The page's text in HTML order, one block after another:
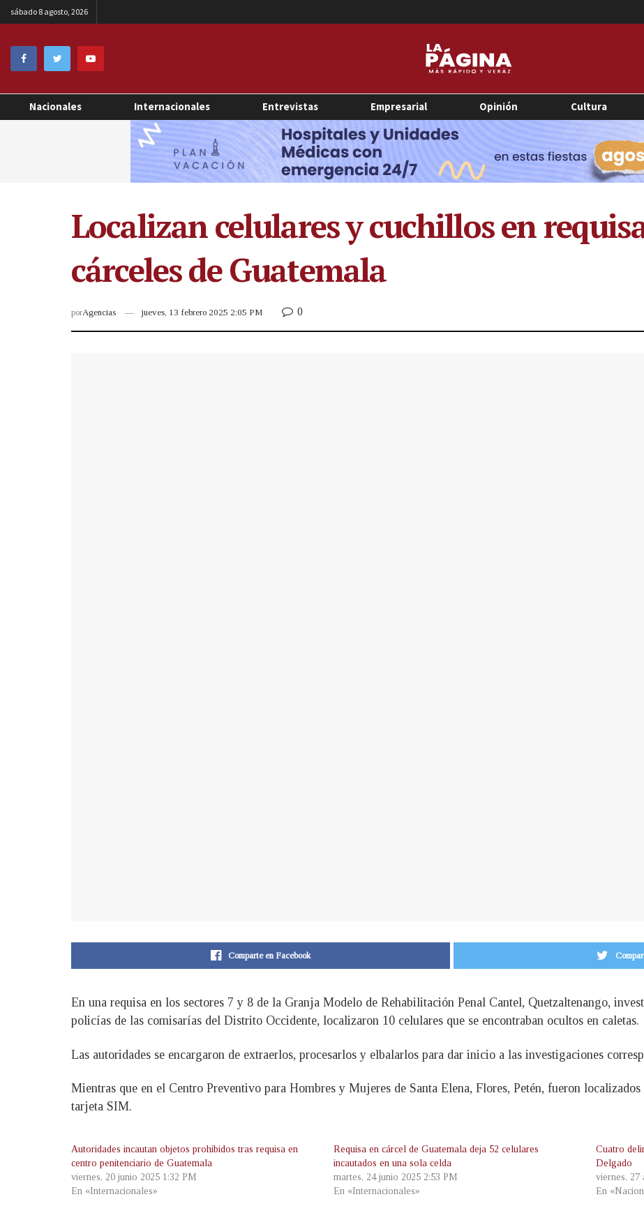
sábado 8 agosto, 2026
Nacionales Internacionales Entrevistas Empresarial Opinión Cultura
Localizan celulares y cuchillos en
cárceles de Guatemala
porAgencias jueves, 13 febrero 2025 2:05 PM 0
Comparte en Facebook
En una requisa en los sectores 7 y 8 de la Granja Modelo de Rehabilitación Penal Cantel, Quetzaltenango,
policías de las comisarías del Distrito Occidente, localizaron 10 celulares que se encontraban ocultos en caletas.
Las autoridades se encargaron de extraerlos, procesarlos y elbalarlos para dar inicio a las investigaciones
Mientras que en el Centro Preventivo para Hombres y Mujeres de Santa Elena, Flores, Petén, fueron
tarjeta SIM.
Autoridades incautan objetos prohibidos tras requisa en
centro penitenciario de Guatemala
viernes, 20 junio 2025 1:32 PM
En «Internacionales»
Requisa en cárcel de Guatemala deja 52 celulares
incautados en una sola celda
martes, 24 junio 2025 2:53 PM
En «Internacionales»
Cuatro
Delgado
viernes, 27
En